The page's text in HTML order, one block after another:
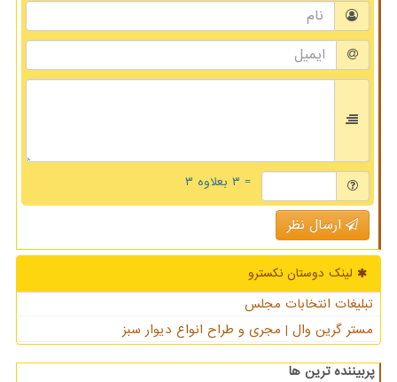
= ۳ بعلاوه ۳
ارسال نظر
لینک دوستان نكسترو
تبلیغات انتخابات مجلس
مستر گرین وال | مجری و طراح انواع دیوار سبز
پربیننده ترین ها